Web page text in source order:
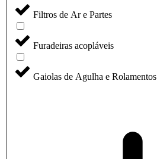
Filtros de Ar e Partes
Furadeiras acopláveis
Gaiolas de Agulha e Rolamentos